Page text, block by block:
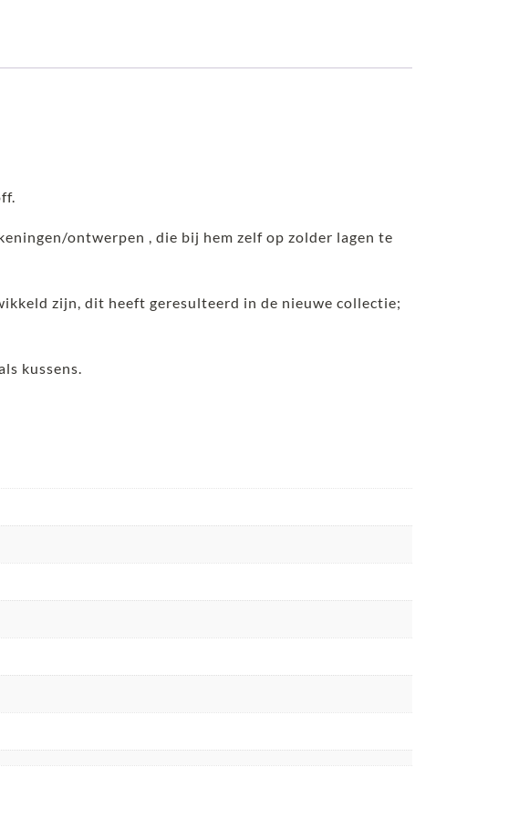
ontwerpen , die bij hem zelf op zolder lagen te
zijn, dit heeft geresulteerd in de nieuwe collectie;
kussens.